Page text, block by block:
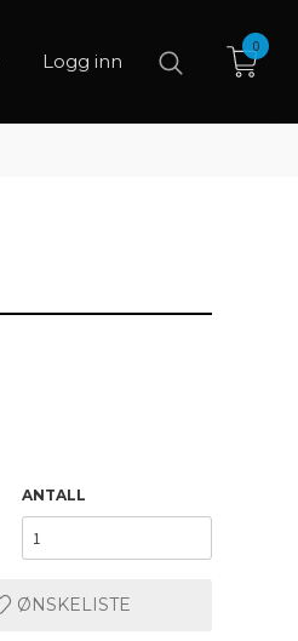
Logg inn
0
ANTALL
ØNSKELISTE